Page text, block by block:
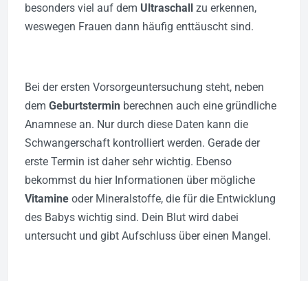
besonders viel auf dem Ultraschall zu erkennen,
weswegen Frauen dann häufig enttäuscht sind.
Bei der ersten Vorsorgeuntersuchung steht, neben
dem Geburtstermin berechnen auch eine gründliche
Anamnese an. Nur durch diese Daten kann die
Schwangerschaft kontrolliert werden. Gerade der
erste Termin ist daher sehr wichtig. Ebenso
bekommst du hier Informationen über mögliche
Vitamine oder Mineralstoffe, die für die Entwicklung
des Babys wichtig sind. Dein Blut wird dabei
untersucht und gibt Aufschluss über einen Mangel.